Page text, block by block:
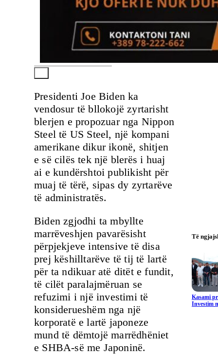
Presidenti Joe Biden ka
vendosur të bllokojë zyrtarisht
blerjen e propozuar nga Nippon
Steel të US Steel, një kompani
amerikane dikur ikonë, shitjen
e së cilës tek një blerës i huaj
ai e kundërshtoi publikisht për
muaj të tërë, sipas dy zyrtarëve
të administratës.
Biden zgjodhi ta mbyllte
marrëveshjen pavarësisht
përpjekjeve intensive të disa
prej këshilltarëve të tij të lartë
për ta ndikuar atë ditët e fundit,
të cilët paralajmëruan se
refuzimi i një investimi të
konsiderueshëm nga një
korporatë e lartë japoneze
mund të dëmtojë marrëdhëniet
e SHBA-së me Japoninë.
Të
Kasami
Investim